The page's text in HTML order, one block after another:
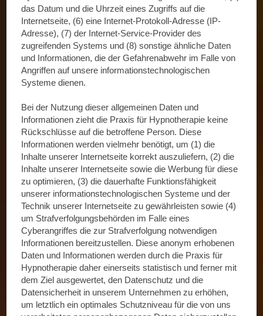
das Datum und die Uhrzeit eines Zugriffs auf die
Internetseite, (6) eine Internet-Protokoll-Adresse (IP-
Adresse), (7) der Internet-Service-Provider des
zugreifenden Systems und (8) sonstige ähnliche Daten
und Informationen, die der Gefahrenabwehr im Falle von
Angriffen auf unsere informationstechnologischen
Systeme dienen.
Bei der Nutzung dieser allgemeinen Daten und
Informationen zieht die Praxis für Hypnotherapie keine
Rückschlüsse auf die betroffene Person. Diese
Informationen werden vielmehr benötigt, um (1) die
Inhalte unserer Internetseite korrekt auszuliefern, (2) die
Inhalte unserer Internetseite sowie die Werbung für diese
zu optimieren, (3) die dauerhafte Funktionsfähigkeit
unserer informationstechnologischen Systeme und der
Technik unserer Internetseite zu gewährleisten sowie (4)
um Strafverfolgungsbehörden im Falle eines
Cyberangriffes die zur Strafverfolgung notwendigen
Informationen bereitzustellen. Diese anonym erhobenen
Daten und Informationen werden durch die Praxis für
Hypnotherapie daher einerseits statistisch und ferner mit
dem Ziel ausgewertet, den Datenschutz und die
Datensicherheit in unserem Unternehmen zu erhöhen,
um letztlich ein optimales Schutzniveau für die von uns